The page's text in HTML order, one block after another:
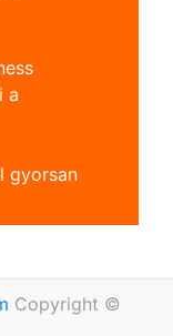
a
gyorsan
Copyright ©